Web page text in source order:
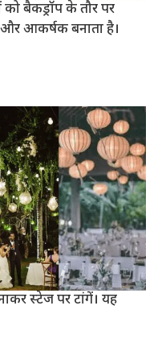
को बैकड्रॉप के तौर पर
आकर्षक बनाता है।
स्टेज पर टांगें। यह